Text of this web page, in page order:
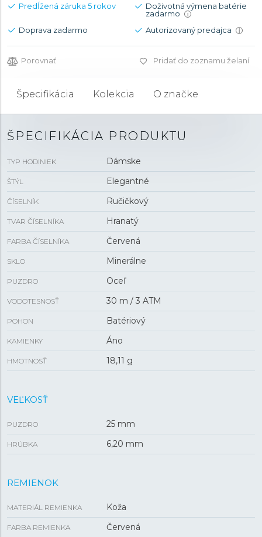
Predĺžená záruka 5 rokov
Doživotná výmena batérie
zadarmo
i
Doprava zadarmo Autorizovaný predajca i
Porovnať Pridať do zoznamu želaní
Špecifikácia Kolekcia O značke
ŠPECIFIKÁCIA PRODUKTU
TYP HODINIEK Dámske
ŠTÝL Elegantné
ČÍSELNÍK Ručičkový
TVAR ČÍSELNÍKA Hranatý
FARBA ČÍSELNÍKA Červená
SKLO Minerálne
PUZDRO Oceľ
VODOTESNOSŤ 30 m / 3 ATM
POHON Batériový
KAMIENKY Áno
HMOTNOSŤ 18,11 g
VEĽKOSŤ
PUZDRO 25 mm
HRÚBKA 6,20 mm
REMIENOK
MATERIÁL REMIENKA Koža
FARBA REMIENKA Červená